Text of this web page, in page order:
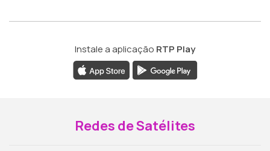
Instale a aplicação RTP Play
Redes de Satélites